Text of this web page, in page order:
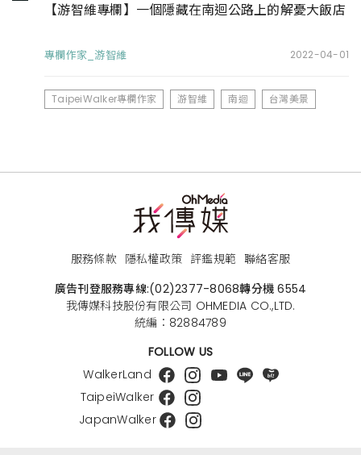
【游智維專欄】一個隱藏在南迴公路上的解憂大飯店
專欄作家_游智維 2022-04-01
TaipeiWalker專欄作家 游智維 南迴 台灣美景
服務條款 隱私權政策 評鑑規範 聯絡客服
廣告刊登服務專線:(02)2377-8068轉分機 6554
我傳媒科技股份有限公司 OHMEDIA CO.,LTD.
統編：82884789
FOLLOW US
WalkerLand
TaipeiWalker
JapanWalker